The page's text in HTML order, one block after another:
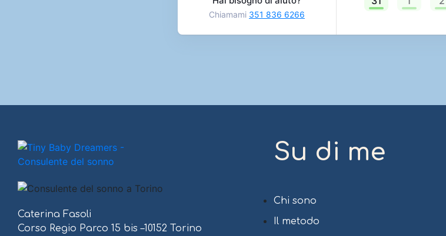
Chiamami 351 836 6266
Caterina Fasoli
Corso Regio Parco 15 bis –10152 Torino
Su di me
Chi sono
Il metodo